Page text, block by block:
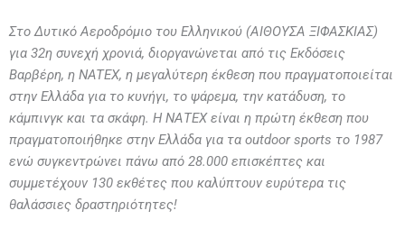
Στο Δυτικό Αεροδρόμιο του Ελληνικού (ΑΙΘΟΥΣΑ ΞΙΦΑΣΚΙΑΣ)
για 32η συνεχή χρονιά, διοργανώνεται από τις Εκδόσεις
Βαρβέρη, η NATEX, η μεγαλύτερη έκθεση που πραγματοποιείται
στην Ελλάδα για το κυνήγι, το ψάρεμα, την κατάδυση, το
κάμπινγκ και τα σκάφη. Η ΝΑΤΕΧ είναι η πρώτη έκθεση που
πραγματοποιήθηκε στην Ελλάδα για τα outdoor sports το 1987
ενώ συγκεντρώνει πάνω από 28.000 επισκέπτες και
συμμετέχουν 130 εκθέτες που καλύπτουν ευρύτερα τις
θαλάσσιες δραστηριότητες!